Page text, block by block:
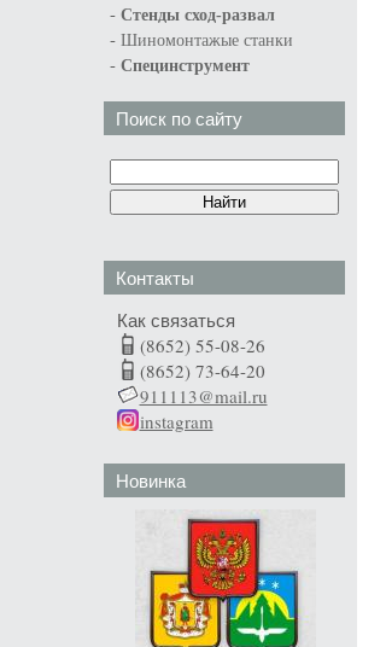
- Стенды сход-развал
- Шиномонтажые станки
- Специнструмент
Поиск по сайту
Контакты
Как связаться
(8652) 55-08-26
(8652) 73-64-20
911113@mail.ru
instagram
Новинка